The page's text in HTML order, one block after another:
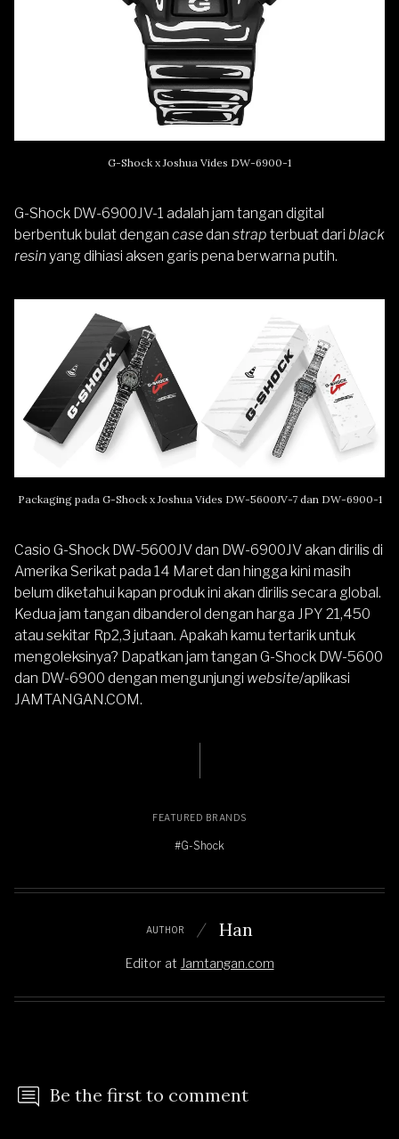
G-Shock x Joshua Vides DW-6900-1
G-Shock DW-6900JV-1 adalah jam tangan digital
berbentuk bulat dengan casedan strap terbuat dari black
resinyang dihiasi aksen garis pena berwarna putih.
Packaging pada G-Shock x Joshua Vides DW-5600JV-7 dan DW-6900-1
Casio G-Shock DW-5600JV dan DW-6900JV akan dirilis di
Amerika Serikat pada 14 Maret dan hingga kini masih
belum diketahui kapan produk ini akan dirilis secara global.
Kedua jam tangan dibanderol dengan harga JPY 21,450
atau sekitar Rp2,3 jutaan. Apakah kamu tertarik untuk
mengoleksinya? Dapatkan jam tangan G-Shock DW-5600
dan DW-6900 dengan mengunjungi website/aplikasi
JAMTANGAN.COM.
FEATURED BRANDS
#G-Shock
AUTHOR Han
Editor at Jamtangan.com
Be the first to comment